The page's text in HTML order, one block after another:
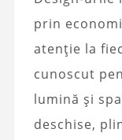
prin
atenție la
cunoscut
lumină și
deschise,